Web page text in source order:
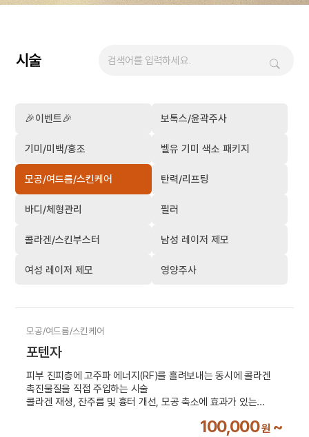
시술
🎉이벤트🎉 보톡스/윤곽주사
기미/미백/홍조 벨유 기미 색소 패키지
모공/여드름/스킨케어 탄력/리프팅
바디/체형관리 필러
콜라겐/스킨부스터 남성 레이저 제모
여성 레이저 제모 영양주사
모공/여드름/스킨케어
포텐자
피부 진피층에 고주파 에너지(RF)를 흘려보내는 동시에 콜라겐
촉진물질을 직접 주입하는 시술
콜라겐 재생, 잔주름 및 흉터 개선, 모공 축소에 효과가 있는
100,000원 ~